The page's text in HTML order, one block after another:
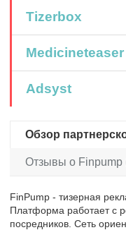
Tizerbox
Medicineteaser
Adsyst
Обзор
Отзывы о Finpump
FinPump - тизерная
Платформа работает с
посредников. Сеть